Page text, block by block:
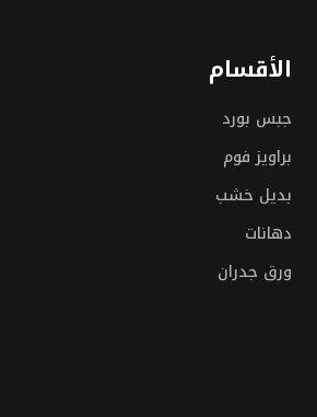
الأقسام
جبس بورد
براويز فوم
بديل خشب
دهانات
ورق جدران